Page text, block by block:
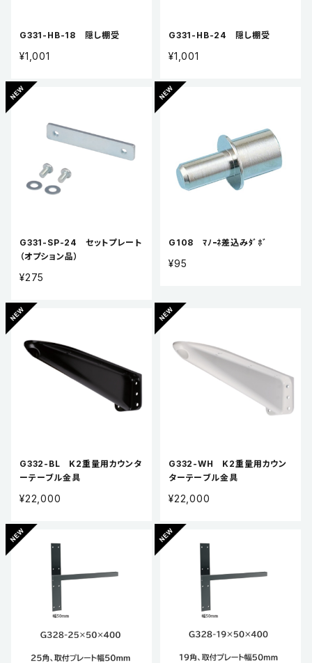
G331-HB-18 隠し棚受
¥1,001
G331-HB-24 隠し棚受
¥1,001
G331-SP-24 セットプレート
（オプション品）
¥275
G108 ﾏﾉｰﾈ差込みﾀﾞﾎﾞ
¥95
G332-BL K2重量用カウンタ
ーテーブル金具
¥22,000
G332-WH K2重量用カウン
ターテーブル金具
¥22,000